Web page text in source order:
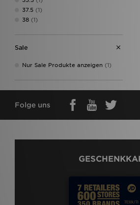
37.5 (1)
38 (1)
Sale
Nur Sale Produkte anzeigen (1)
Folge uns